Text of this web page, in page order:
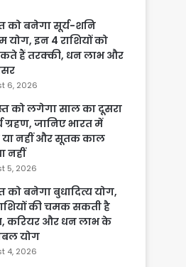
को बनेगा सूर्य-शनि
योग, इन 4 राशियों को
हैं तरक्की, धन लाभ और
6, 2026
को लगेगा साल का दूसरा
ग्रहण, जानिए भारत में
या नहीं और सूतक काल
नहीं
5, 2026
को बनेगा बुधादित्य योग,
की चमक सकती है
करियर और धन लाभ के
योग
4, 2026